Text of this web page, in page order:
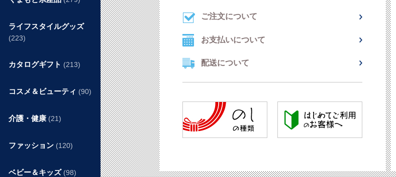
ライフスタイルグッズ
(223)
カタログギフト (213)
コスメ＆ビューティ (90)
介護・健康 (21)
ファッション (120)
ベビー＆キッズ (98)
ご注文について
お支払いについて
配送について